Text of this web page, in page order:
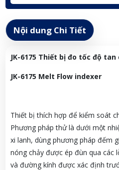
Nội dung Chi Tiết
JK-6175 Thiết bị đo tốc độ tan
JK-6175 Melt Flow indexer
Thiết bị thích hợp để kiểm soát
Phương pháp thử là dưới một
xi lanh, dùng phương pháp đếm
nóng chảy được ép đùn qua các
và đường kính được xác định